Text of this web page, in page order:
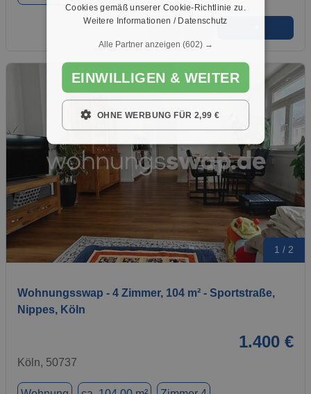
1 / 2
Wohnungsswap - 4 Zimmer, 104 m² - Sportstraße,
Nippes, Köln
1.400 €
Köln, 50737
Cookies gemäß unserer Cookie-Richtlinie zu.
Weitere Informationen / Datenschutz
Alle Partner anzeigen (602) →
EINWILLIGEN & WEITER
OHNE WERBUNG FÜR 2,99 €